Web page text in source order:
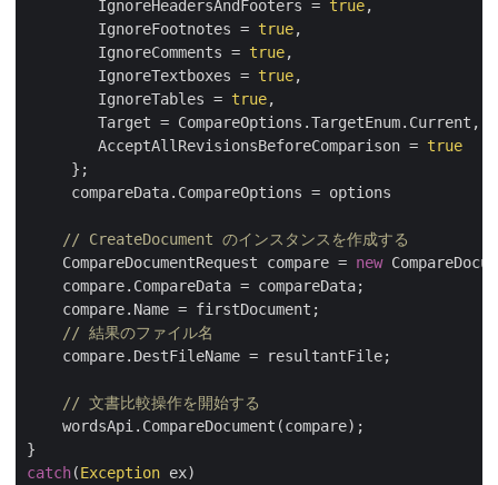
        IgnoreHeadersAndFooters =
true,
        IgnoreFootnotes =
true,
        IgnoreComments =
true,
        IgnoreTextboxes =
true,
        IgnoreTables =
true,
        Target = CompareOptions.TargetEnum.Current,
        AcceptAllRevisionsBeforeComparison =
true
     };
     compareData.CompareOptions = options
// CreateDocument のインスタンスを作成する
    CompareDocumentRequest compare =
new
    compare.CompareData = compareData;
    compare.Name = firstDocument;
// 結果のファイル名
    compare.DestFileName = resultantFile;
// 文書比較操作を開始する
    wordsApi.CompareDocument(compare);
catch(Exception ex)